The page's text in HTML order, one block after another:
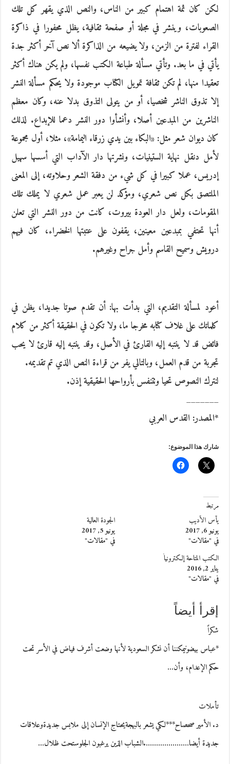
لكن كان ثمة اهتمام كبير من الناس، والنص الذي يقهر كل تلك
الصعوبات، وينشر في مجلة أو صفحة ثقافية، يظل محفورا في ذاكرة
القراء لفترة من الزمن، ولا يضيعه من الذاكرة ألا نص آخر أكثر جدة
يأتي في ما بعد. وتأتي مسألة طباعة الكتب نفسها، ولم يكن هناك أكثر
تعقيدا منها، لم تكن ثقافة تمويل الكتاب موجودة ولا يحكم مسألة النشر
إلا تذوق الناشر شخصيا، أو من يتولى التذوق بدلا عنه، وكان معظم
الناشرين من المبدعين أصلا، وأنشأوا دور النشر دعما للإبداع. لذلك
كان ديوان شعر مثل: «البكاء بين يدي زرقاء اليمامة»، مثلا، أول مجموعة
لأمل دنقل نهاية الستينيات، ونشرتها دار الآداب التي أسسها سهيل
إدريس، عملا كبيرا في كل شيء من دفقة الشعر وحلاوته، إلى المعنى
الملتصق بكل نص شعري، ومؤكد لن يعبر عمل شعري لا يملك تلك
المقومات، ولعل دار العودة بيروت، كانت من دور النشر التي تعلن
أنها تحتفي بمبدعين معينين، يقفون على عتبتها الخضراء، كان فيهم
درويش وسميح القاسم وأمل جراح وغيرهم.
أعود لمسألة التقديم، التي بدأت بها: أن تقدم صوتا جديدا، يظن في
كلماتك على غلاف كتابه مخرجا ما، ولا تكون في الحقيقة أكثر من كلام
فائض قد لا ينتبه إليه القارئ في الأصل، وقد ينتبه إليه قارئ لا يحب
تجربة من قدم العمل، وبالتالي يفر من قراءة النص الذي تم تقديمه.
لنترك النصوص تحيا وتتنفس بأرواحها الحقيقية إذن.
_______
*المصدر: القدس العربي
شارك هذا الموضوع:
مرتبط
يأس الأديب
يونيو 6, 2017
في "مقالات"
الجودة العالية
يونيو 5, 2017
في "مقالات"
الكتب المتاحة إلكترونياً
يناير 2, 2016
في "مقالات"
إقرأ أيضاً
شكراً
*عباس بيضونيمكننا أن نشكر السعودية لأنها وضعت أشرف فياض في الأسر تحت
حكم الإعدام، وأن…
تأملات
د. الأمير صحصاح***لكي يشعر بالبهجةيحتاج الإنسان إلى ملابس جديدةوعلاقات
جديدة أيضا………………….الشباب الذين يرغبون الجلوستحت ظلال…